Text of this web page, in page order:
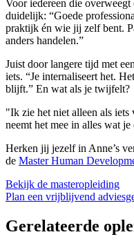
Voor iedereen die
duidelijk: “Goede
praktijk én wie jij zelf bent.
anders handelen.”
Juist door langere tijd met
iets. “Je internaliseert het.
blijft.” En wat als je twijfelt?
"Ik zie het niet alleen als
neemt het mee in alles wat je
Herken jij jezelf in Anne’s
de Master Human
Bekijk de masteropleiding
Plan een vrijblijvend
Gerelateerde